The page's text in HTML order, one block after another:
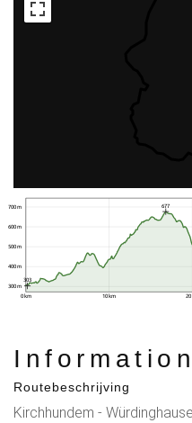
0 km 10 km 20
300 m
400 m
500 m
600 m
700 m
303
677
Information
Routebeschrijving
Kirchhundem -